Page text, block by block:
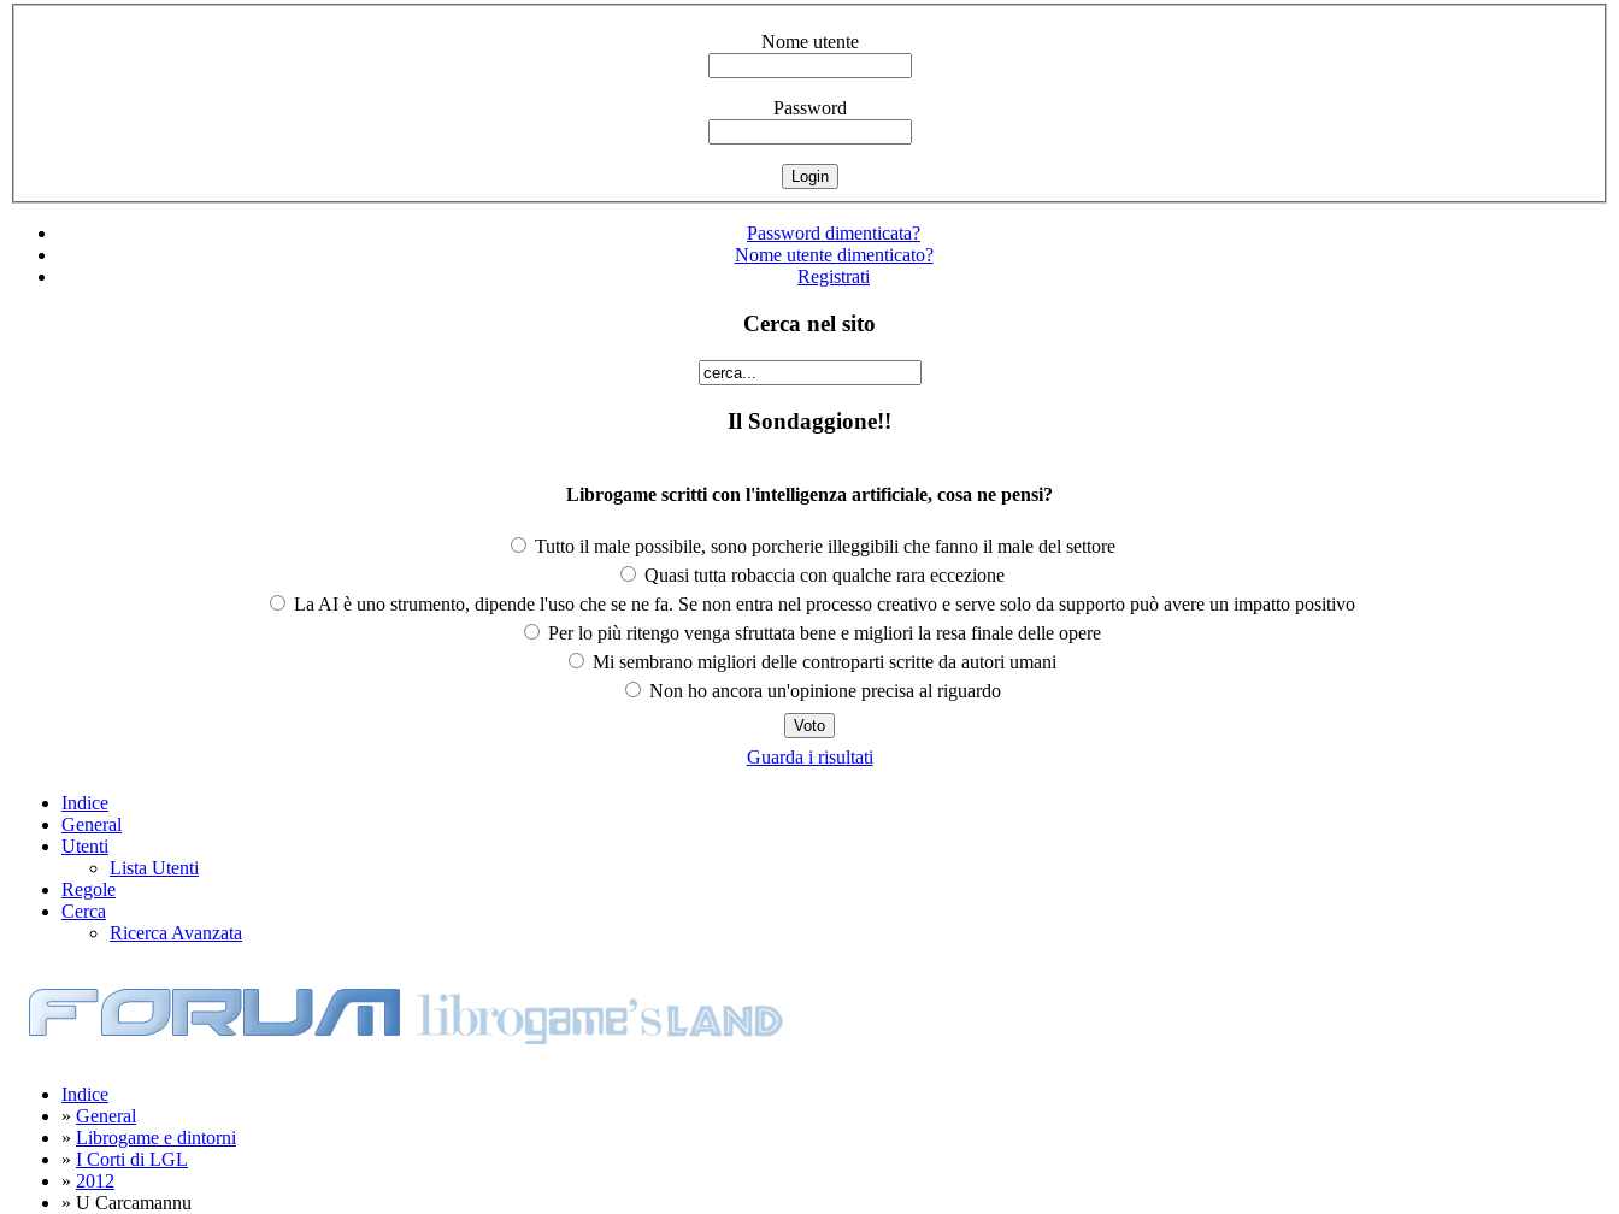
Nome utente
Password
Password dimenticata?
Nome utente dimenticato?
Registrati
Cerca nel sito
Il Sondaggione!!
Librogame scritti con l'intelligenza artificiale, cosa ne pensi?
Tutto il male possibile, sono porcherie illeggibili che fanno il male del settore
Quasi tutta robaccia con qualche rara eccezione
La AI è uno strumento, dipende l'uso che se ne fa. Se non entra nel processo creativo e serve solo da supporto può avere un impatto positivo
Per lo più ritengo venga sfruttata bene e migliori la resa finale delle opere
Mi sembrano migliori delle controparti scritte da autori umani
Non ho ancora un'opinione precisa al riguardo
Guarda i risultati
Indice
General
Utenti
Lista Utenti
Regole
Cerca
Ricerca Avanzata
Indice
» General
» Librogame e dintorni
» I Corti di LGL
» 2012
» U Carcamannu